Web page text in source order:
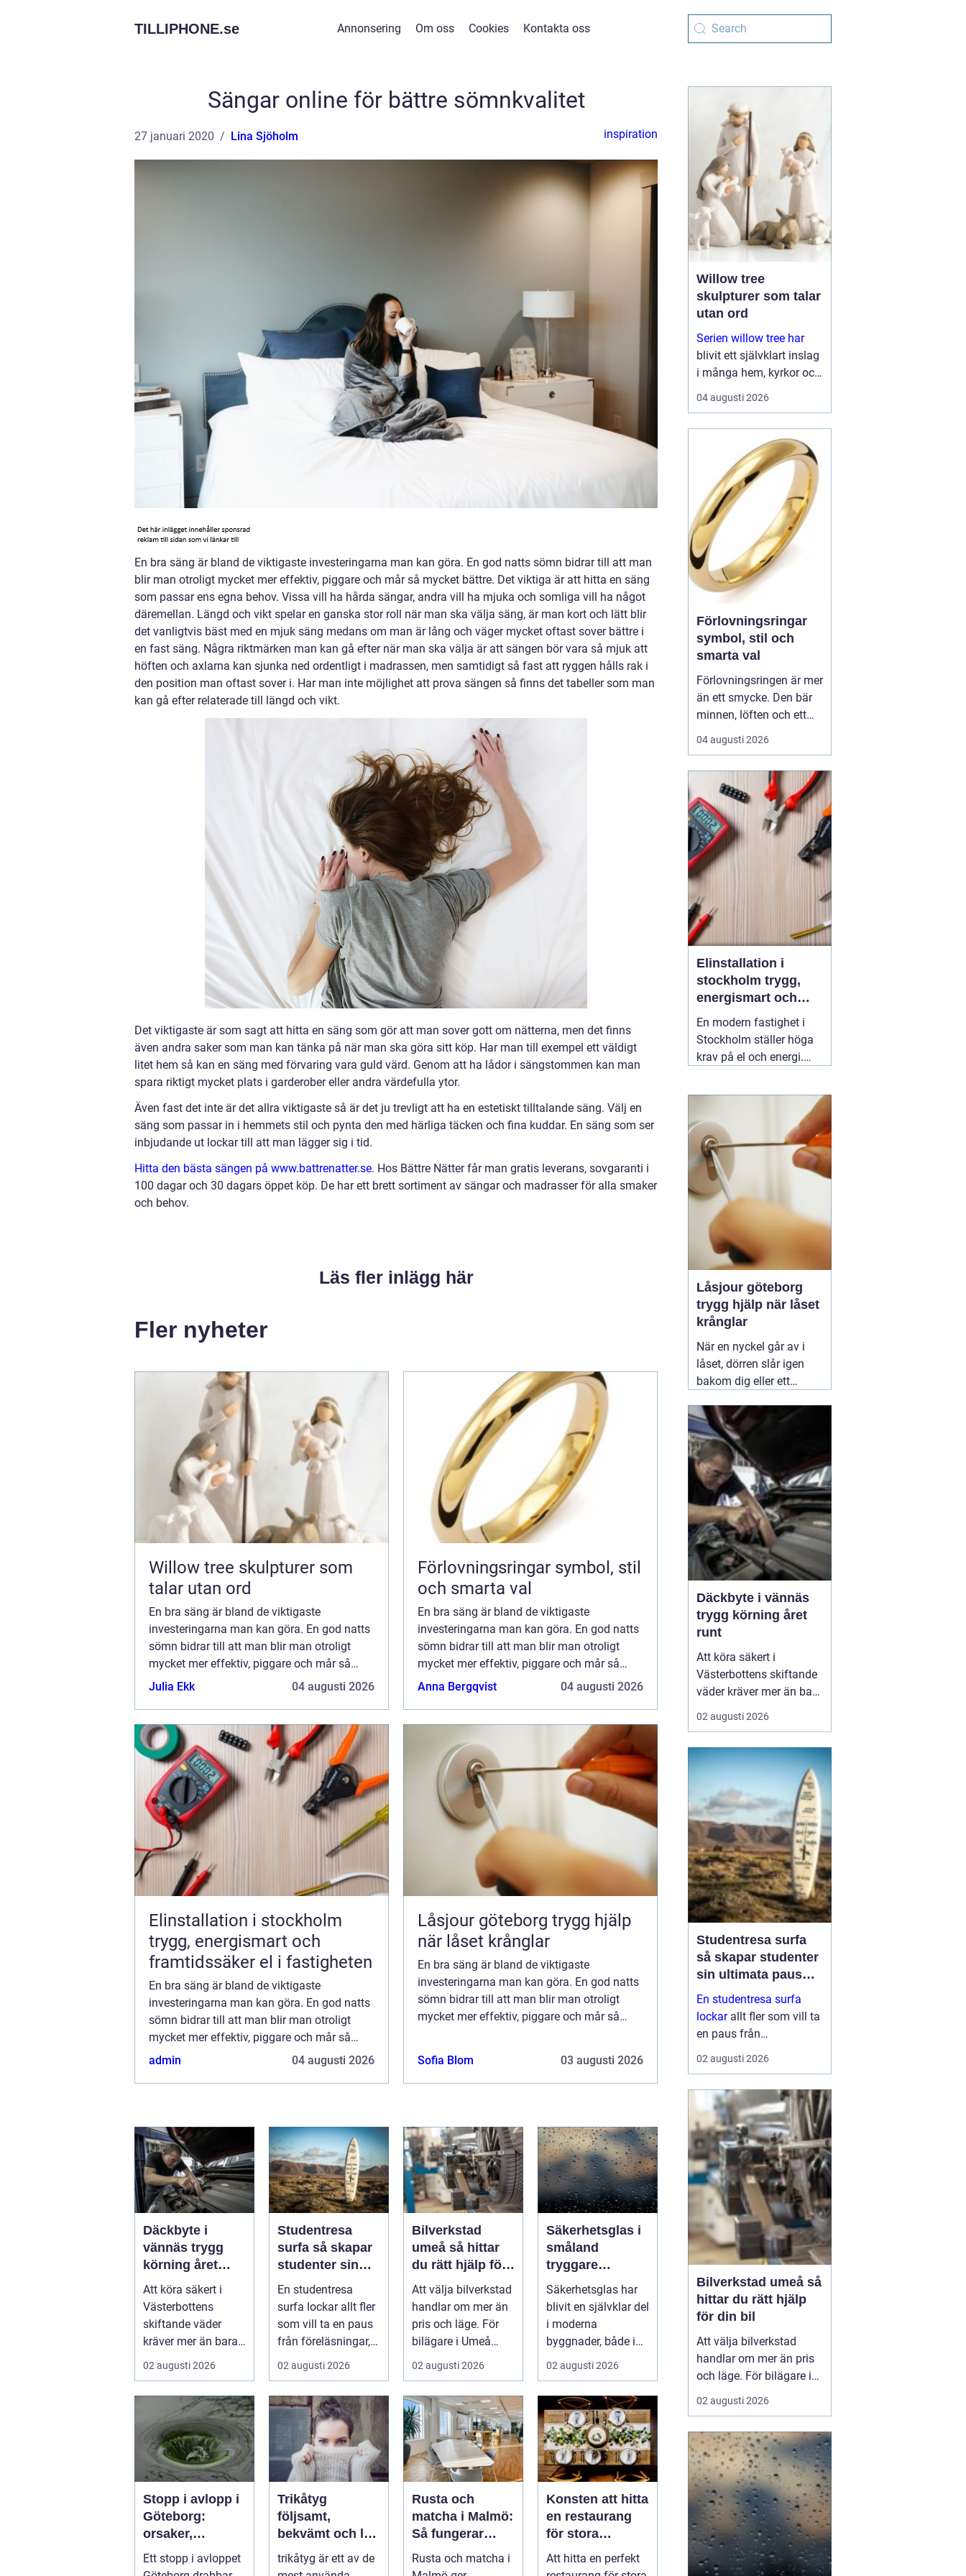
TILLIPHONE.se Annonsering Om oss Cookies Kontakta oss
Sängar online för bättre sömnkvalitet
27 januari 2020 Lina Sjöholm inspiration
En bra säng är bland de viktigaste investeringarna man kan göra. En god natts sömn bidrar till att man
blir man otroligt mycket mer effektiv, piggare och mår så mycket bättre. Det viktiga är att hitta en säng
som passar ens egna behov. Vissa vill ha hårda sängar, andra vill ha mjuka och somliga vill ha något
däremellan. Längd och vikt spelar en ganska stor roll när man ska välja säng, är man kort och lätt blir
det vanligtvis bäst med en mjuk säng medans om man är lång och väger mycket oftast sover bättre i
en fast säng. Några riktmärken man kan gå efter när man ska välja är att sängen bör vara så mjuk att
höften och axlarna kan sjunka ned ordentligt i madrassen, men samtidigt så fast att ryggen hålls rak i
den position man oftast sover i. Har man inte möjlighet att prova sängen så finns det tabeller som man
kan gå efter relaterade till längd och vikt.
Det viktigaste är som sagt att hitta en säng som gör att man sover gott om nätterna, men det finns
även andra saker som man kan tänka på när man ska göra sitt köp. Har man till exempel ett väldigt
litet hem så kan en säng med förvaring vara guld värd. Genom att ha lådor i sängstommen kan man
spara riktigt mycket plats i garderober eller andra värdefulla ytor.
Även fast det inte är det allra viktigaste så är det ju trevligt att ha en estetiskt tilltalande säng. Välj en
säng som passar in i hemmets stil och pynta den med härliga täcken och fina kuddar. En säng som ser
inbjudande ut lockar till att man lägger sig i tid.
Hitta den bästa sängen på www.battrenatter.se. Hos Bättre Nätter får man gratis leverans, sovgaranti i
100 dagar och 30 dagars öppet köp. De har ett brett sortiment av sängar och madrasser för alla smaker
och behov.
Läs fler inlägg här
Fler nyheter
Willow tree skulpturer som
talar utan ord
En bra säng är bland de viktigaste
investeringarna man kan göra. En god natts
sömn bidrar till att man blir man otroligt
mycket mer effektiv, piggare och mår så
mycket bättre. Det viktiga är att hitta en
Julia Ekk 04 augusti 2026
Förlovningsringar symbol, stil
och smarta val
En bra säng är bland de viktigaste
investeringarna man kan göra. En god natts
sömn bidrar till att man blir man otroligt
mycket mer effektiv, piggare och mår så
mycket bättre. Det viktiga är att hitta en
Anna Bergqvist 04 augusti 2026
Elinstallation i stockholm
trygg, energismart och
framtidssäker el i fastigheten
En bra säng är bland de viktigaste
investeringarna man kan göra. En god natts
sömn bidrar till att man blir man otroligt
mycket mer effektiv, piggare och mår så
mycket bättre. Det viktiga är att hitta en
admin 04 augusti 2026
Låsjour göteborg trygg hjälp
när låset krånglar
En bra säng är bland de viktigaste
investeringarna man kan göra. En god natts
sömn bidrar till att man blir man otroligt
mycket mer effektiv, piggare och mår så
ha ...
Sofia Blom 03 augusti 2026
Däckbyte i
vännäs trygg
körning året
runt
Att köra säkert i
Västerbottens
skiftande väder
kräver mer än bara
ett körkort och en
02 augusti 2026
Studentresa
surfa så skapar
studenter sin
ultimata paus
från plugget
En studentresa
surfa lockar allt fler
som vill ta en paus
från föreläsningar,
tentaplugg och
02 augusti 2026
Bilverkstad
umeå så hittar
du rätt hjälp för
din bil
Att välja bilverkstad
handlar om mer än
pris och läge. För
bilägare i Umeå
väger trygghet,
02 augusti 2026
Säkerhetsglas i
småland
tryggare
byggnader med
smarta
glaslösningar
Säkerhetsglas har
blivit en självklar del
i moderna
byggnader, både i
hem och offentliga
02 augusti 2026
Stopp i avlopp i
Göteborg:
orsaker,
lösningar och
hur problem kan
Ett stopp i avloppet
Trikåtyg
följsamt,
bekvämt och lätt
att lyckas med
trikåtyg är ett av de
Rusta och
matcha i Malmö:
Så fungerar
stödet för dig
som söker jobb
Rusta och matcha i
Konsten att hitta
en restaurang
för stora
sällskap på
Östermalm i
Att hitta en perfekt
Willow tree
skulpturer som talar
utan ord
Serien willow tree har
blivit ett självklart inslag
i många hem, kyrkor och
arbetsrum. De stilla
figurerna utan ansikten
känslor. De uttrycker
kärlek, sorg, hopp och
tacksa...
04 augusti 2026
Förlovningsringar
symbol, stil och
smarta val
Förlovningsringen är mer
än ett smycke. Den bär
minnen, löften och ett
vardagsliv tillsammans.
Samtidigt innebär valet
vilket material håller
bäst, hur skiljer sig olika
stilar åt och hur hittar
man rätt storlek utan
stress? Med...
04 augusti 2026
Elinstallation i
stockholm trygg,
energismart och
framtidssäker el i
fastigheten
En modern fastighet i
Stockholm ställer höga
krav på el och energi.
värmepumpar,
ventilation, laddboxar
och solcellsbatterier ska
fungera tillsammans
säkert, effektivt och utan
onödigt krångel. En
augusti 2026
Låsjour göteborg
trygg hjälp när låset
krånglar
När en nyckel går av i
låset, dörren slår igen
bakom dig eller ett
och karm, uppstår ofta
stress och osäkerhet. I
den stunden spelar
klockslaget ingen roll du
behöver hjälp direkt. En
03 augusti 2026
Däckbyte i vännäs
trygg körning året
runt
Att köra säkert i
Västerbottens skiftande
väder kräver mer än bara
ett körkort och en pålitlig
bil. Däckens skick och
roll för både
bromssträcka, kontroll
och komfort. I en ort
som Vännäs, där
vintrarna ofta är långa
och vägar...
02 augusti 2026
Studentresa surfa
så skapar studenter
sin ultimata paus
från plugget
En studentresa surfa
lockarallt fler som vill ta
en paus från
föreläsningar, tentaplugg
och sena kvällar i
både fysisk utmaning
och mental
återhämtning, samtidigt
som ...
02 augusti 2026
Bilverkstad umeå så
hittar du rätt hjälp
för din bil
Att välja bilverkstad
handlar om mer än pris
och läge. För bilägare i
Umeå väger trygghet,
tillgänglighet och tydliga
tungt. Enmodern
bilverkst...
02 augusti 2026